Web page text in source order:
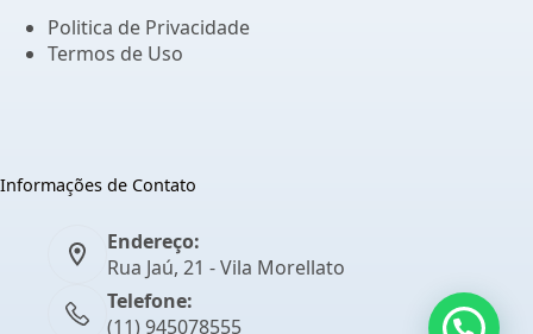
Politica de Privacidade
Termos de Uso
Informações de Contato
Endereço:
Rua Jaú, 21 - Vila Morellato
Telefone:
(11) 945078555